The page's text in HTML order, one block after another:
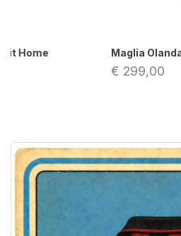
Maglia Olanda 1988 numero